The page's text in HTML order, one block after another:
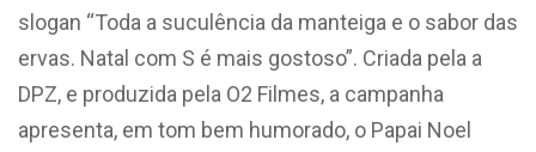
slogan “Toda a suculência da manteiga e o sabor das
ervas. Natal com S é mais gostoso”. Criada pela a
DPZ, e produzida pela O2 Filmes, a campanha
apresenta, em tom bem humorado, o Papai Noel